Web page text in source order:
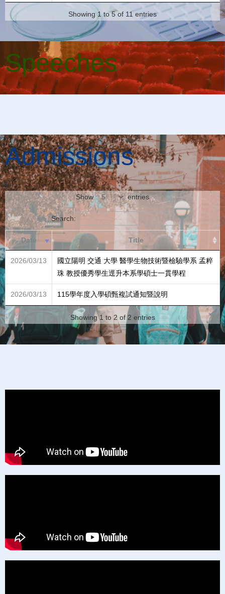
珠 教授優秀學生逕升本系學碩士一貫學程
Showing 1 to 5 of 11 entries
Speeches
Admissions
Show entries
Search:
Title
國立陽明 交通 大學 醫學生物技術暨檢驗學系 孟粹
珠 教授優秀學生逕升本系學碩士一貫學程
2026/03/13 115學年度入學碩甄複試通知暨說明
Showing 1 to 2 of 2 entries